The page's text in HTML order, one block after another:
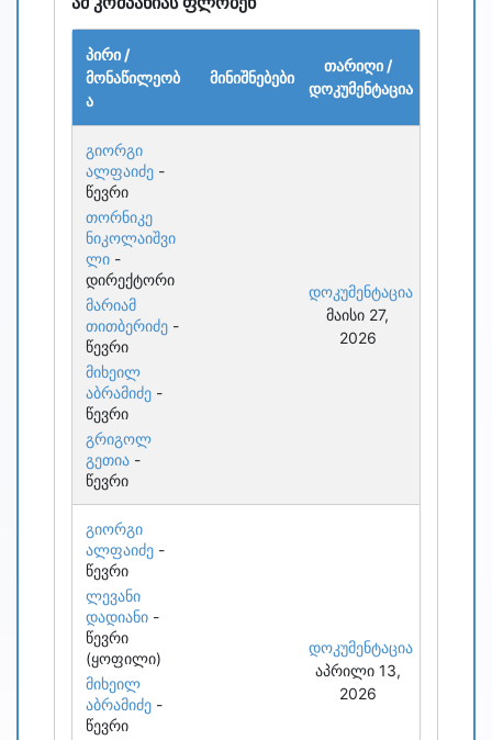
პირი /
მონაწილეობ
ა
მინიშნებები
თარიღი /
დოკუმენტაცია
გიორგი
ალფაიძე -
წევრი
თორნიკე
ნიკოლაიშვი
ლი -
დირექტორი
მარიამ
თითბერიძე -
წევრი
მიხეილ
აბრამიძე -
წევრი
გრიგოლ
გეთია -
წევრი
დოკუმენტაცია
მაისი 27,
2026
გიორგი
ალფაიძე -
წევრი
ლევანი
დადიანი -
წევრი
(ყოფილი)
მიხეილ
აბრამიძე -
წევრი
დოკუმენტაცია
აპრილი 13,
2026